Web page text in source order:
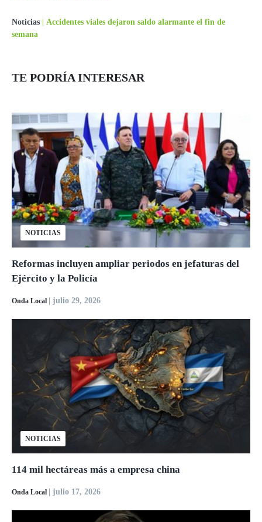
Noticias
Accidentes viales dejaron saldo alarmante el fin de
semana
TE PODRÍA INTERESAR
NOTICIAS
Reformas incluyen ampliar periodos en jefaturas del
Ejército y la Policía
Onda Local | julio 29, 2026
NOTICIAS
114 mil hectáreas más a empresa china
Onda Local | julio 17, 2026